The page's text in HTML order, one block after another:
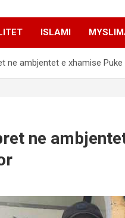
| Faqja
ISLAMI
ne ambjentet e xhamise
ne